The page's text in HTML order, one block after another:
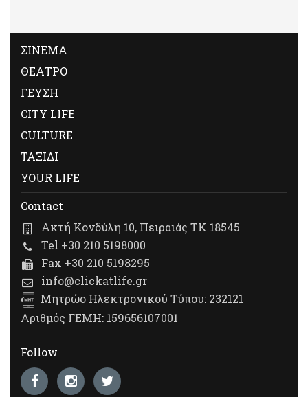
ΣΙΝΕΜΑ
ΘΕΑΤΡΟ
ΓΕΥΣΗ
CITY LIFE
CULTURE
ΤΑΞΙΔΙ
YOUR LIFE
Contact
Ακτή Κονδύλη 10, Πειραιάς ΤΚ 18545
Tel +30 210 5198000
Fax +30 210 5198295
info@clickatlife.gr
Μητρώο Ηλεκτρονικού Τύπου: 232121
Αριθμός ΓΕΜΗ: 159656107001
Follow